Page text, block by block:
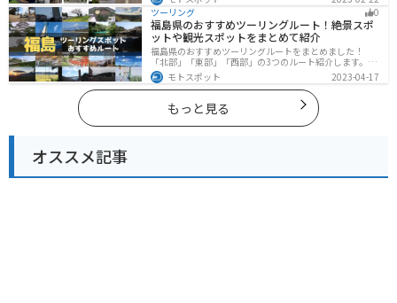
海と山どちらも堪能できるのでツーリングには最適な場
所です。
ツーリング
0
福島県のおすすめツーリングルート！絶景スポ
ットや観光スポットをまとめて紹介
福島県のおすすめツーリングルートをまとめました！
「北部」「東部」「西部」の3つのルート紹介します。内
陸部には山々が連なり、海岸線は太平洋に面してるので
観光スポットが多数あります。バイクで福島県にツーリ
ングに行く際は参考にしてください。
モトスポット 2023-04-17
もっと見る
オススメ記事